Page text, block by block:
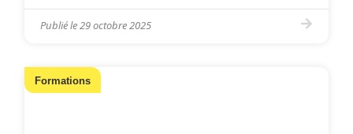
existants. Les entretiens professionnels seraient
espacés de quatre ans (deux […]
Publié le29 octobre 2025
Formations